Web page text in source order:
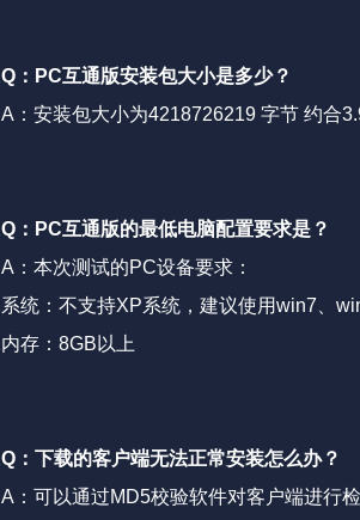
Q：PC互通版安装包大小是多少？
A：安装包大小为4218726219 字节 约合
Q：PC互通版的最低电脑配置要求是？
A：本次测试的PC设备要求：
系统：不支持XP系统，建议使用win7、
内存：8GB以上
Q：下载的客户端无法正常安装怎么办？
A：可以通过MD5校验软件对客户端进行